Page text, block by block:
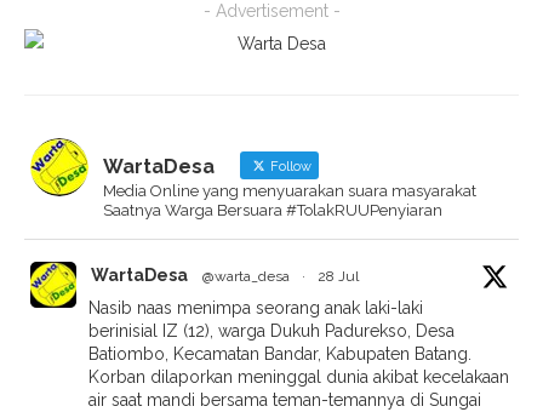
- Advertisement -
WartaDesa Follow
Media Online yang menyuarakan suara masyarakat
Saatnya Warga Bersuara #TolakRUUPenyiaran
WartaDesa @warta_desa · 28 Jul
Nasib naas menimpa seorang anak laki-laki
berinisial IZ (12), warga Dukuh Padurekso, Desa
Batiombo, Kecamatan Bandar, Kabupaten Batang.
Korban dilaporkan meninggal dunia akibat kecelakaan
air saat mandi bersama teman-temannya di Sungai